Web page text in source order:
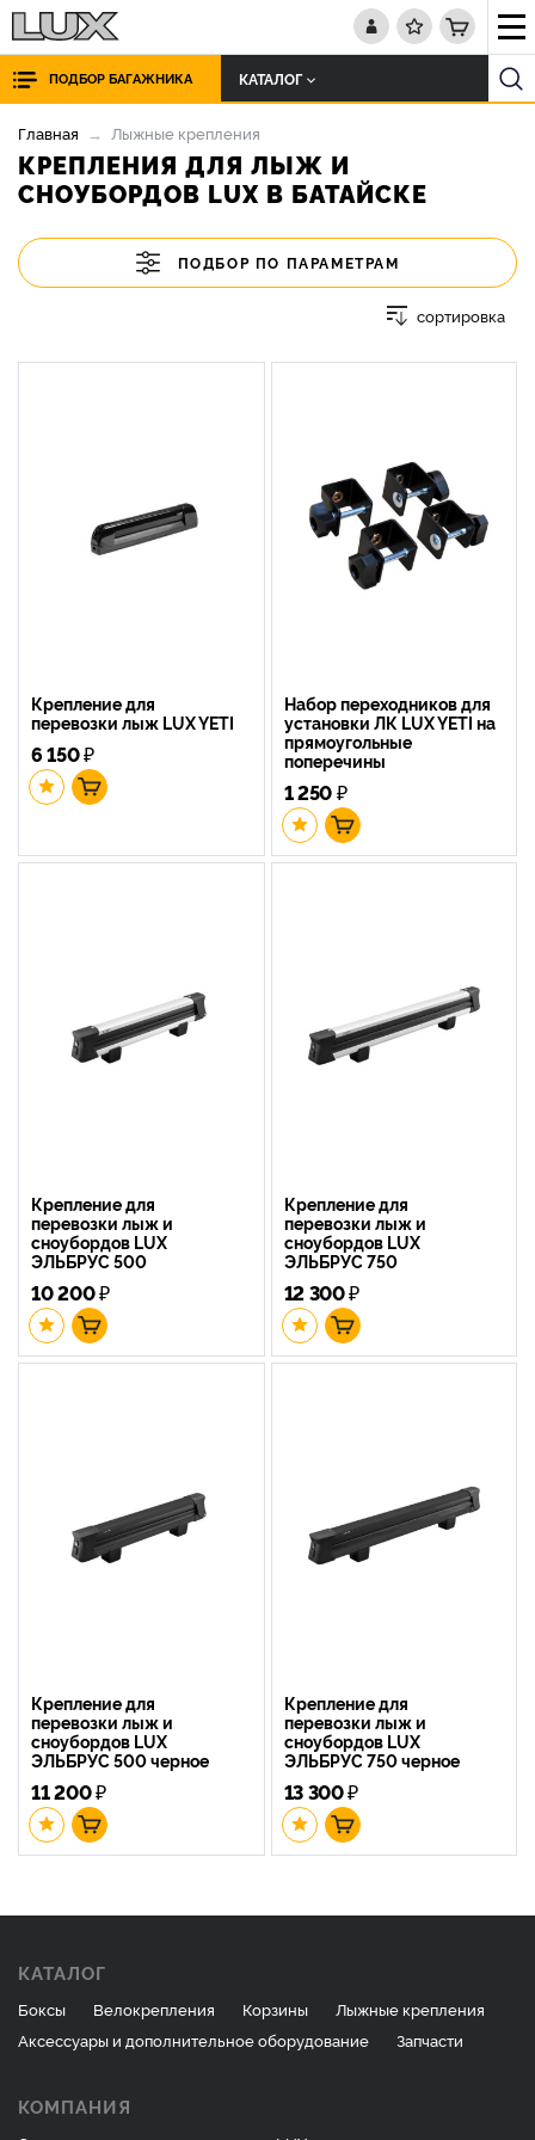
ПОДБОР БАГАЖНИКА КАТАЛОГ
Главная Лыжные крепления
КРЕПЛЕНИЯ ДЛЯ ЛЫЖ И
СНОУБОРДОВ LUX В БАТАЙСКЕ
ПОДБОР ПО ПАРАМЕТРАМ
сортировка
Крепление для
перевозки лыж LUX YETI
6 150₽
Набор переходников для
установки ЛК LUX YETI на
прямоугольные
поперечины
1 250₽
Крепление для
перевозки лыж и
сноубордов LUX
ЭЛЬБРУС 500
10 200₽
Крепление для
перевозки лыж и
сноубордов LUX
ЭЛЬБРУС 750
12 300₽
Крепление для
перевозки лыж и
сноубордов LUX
ЭЛЬБРУС 500 черное
11 200₽
Крепление для
перевозки лыж и
сноубордов LUX
ЭЛЬБРУС 750 черное
13 300₽
КАТАЛОГ
Боксы Велокрепления Корзины
Лыжные крепления
Аксессуары и дополнительное оборудование
Запчасти
КОМПАНИЯ